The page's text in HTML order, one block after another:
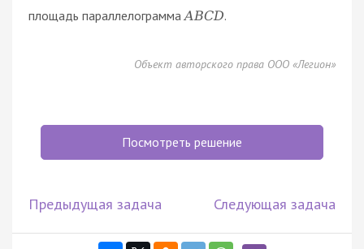
площадь параллелограмма ABCD.
Объект авторского права ООО «Легион»
Посмотреть решение
Предыдущая задача Следующая задача